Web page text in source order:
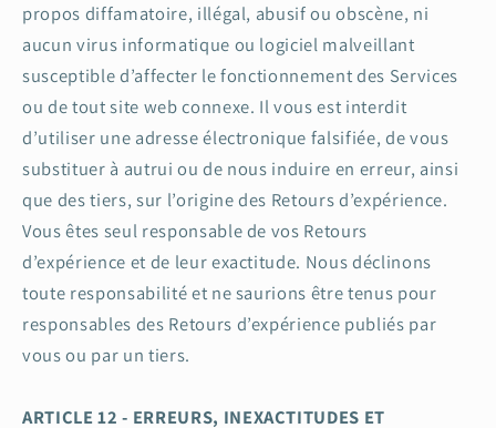
propos diffamatoire, illégal, abusif ou obscène, ni
aucun virus informatique ou logiciel malveillant
susceptible d’affecter le fonctionnement des Services
ou de tout site web connexe. Il vous est interdit
d’utiliser une adresse électronique falsifiée, de vous
substituer à autrui ou de nous induire en erreur, ainsi
que des tiers, sur l’origine des Retours d’expérience.
Vous êtes seul responsable de vos Retours
d’expérience et de leur exactitude. Nous déclinons
toute responsabilité et ne saurions être tenus pour
responsables des Retours d’expérience publiés par
vous ou par un tiers.
ARTICLE 12 - ERREURS, INEXACTITUDES ET